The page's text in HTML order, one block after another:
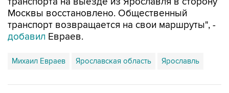
Москвы восстановлено. Общественный
транспорт возвращается на свои маршруты", -
добавил Евраев.
Михаил Евраев Ярославская область Ярославль